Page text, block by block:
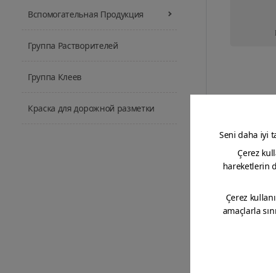
Вспомогательная Продукция
Группа Растворителей
Группа Клеев
Краска для дорожной разметки